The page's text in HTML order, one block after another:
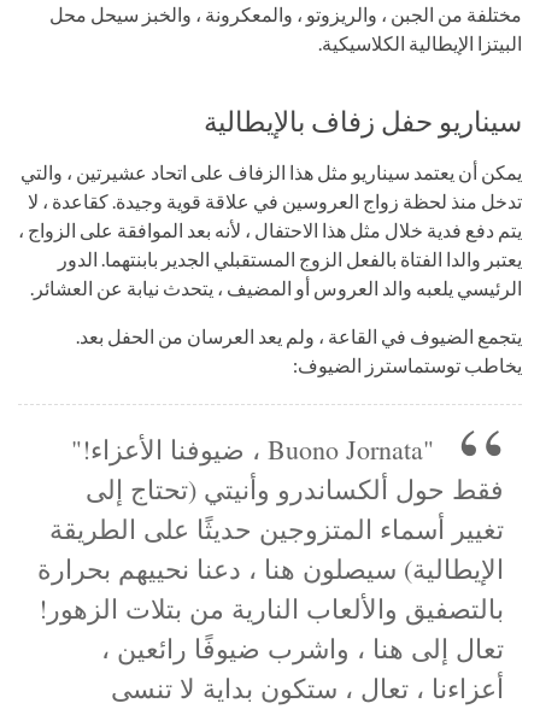
مختلفة من الجبن ، والريزوتو ، والمعكرونة ، والخبز سيحل محل
البيتزا الإيطالية الكلاسيكية.
سيناريو حفل زفاف بالإيطالية
يمكن أن يعتمد سيناريو مثل هذا الزفاف على اتحاد عشيرتين ، والتي
تدخل منذ لحظة زواج العروسين في علاقة قوية وجيدة. كقاعدة ، لا
يتم دفع فدية خلال مثل هذا الاحتفال ، لأنه بعد الموافقة على الزواج ،
يعتبر والدا الفتاة بالفعل الزوج المستقبلي الجدير بابنتهما. الدور
الرئيسي يلعبه والد العروس أو المضيف ، يتحدث نيابة عن العشائر.
يتجمع الضيوف في القاعة ، ولم يعد العرسان من الحفل بعد.
يخاطب توستماسترز الضيوف:
"Buono Jornata ، ضيوفنا الأعزاء!"
فقط حول ألكساندرو وأنيتي (تحتاج إلى
تغيير أسماء المتزوجين حديثًا على الطريقة
الإيطالية) سيصلون هنا ، دعنا نحييهم بحرارة
بالتصفيق والألعاب النارية من بتلات الزهور!
تعال إلى هنا ، واشرب ضيوفًا رائعين ،
أعزاءنا ، تعال ، ستكون بداية لا تنسى